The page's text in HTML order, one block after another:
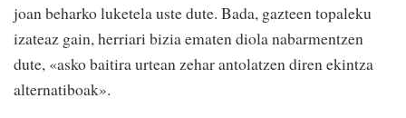
joan beharko luketela uste dute. Bada, gazteen topaleku
izateaz gain, herriari bizia ematen diola nabarmentzen
dute, «asko baitira urtean zehar antolatzen diren ekintza
alternatiboak».